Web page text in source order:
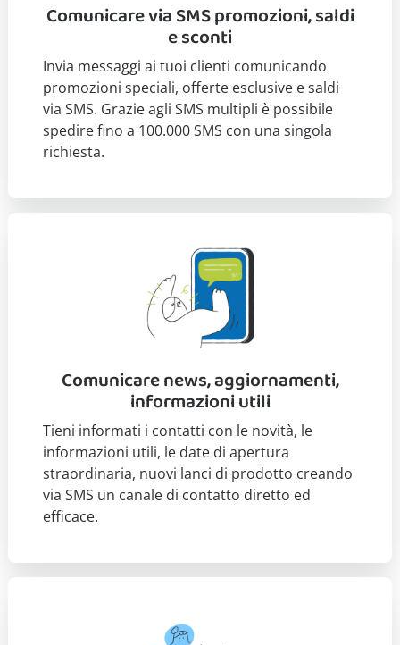
Comunicare via SMS promozioni, saldi
e sconti
Invia messaggi ai tuoi clienti comunicando
promozioni speciali, offerte esclusive e saldi
via SMS. Grazie agli SMS multipli è possibile
spedire fino a 100.000 SMS con una singola
richiesta.
Comunicare news, aggiornamenti,
informazioni utili
Tieni informati i contatti con le novità, le
informazioni utili, le date di apertura
straordinaria, nuovi lanci di prodotto creando
via SMS un canale di contatto diretto ed
efficace.